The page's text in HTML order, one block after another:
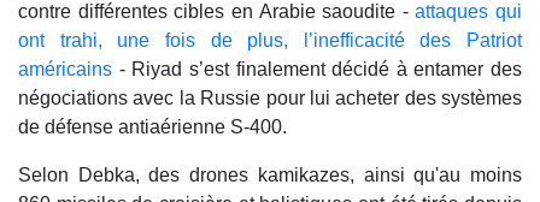
contre différentes cibles en Arabie saoudite -attaques qui
ont trahi, une fois de plus, l’inefficacité des Patriot
américains - Riyad s’est finalement décidé à entamer des
négociations avec la Russie pour lui acheter des systèmes
de défense antiaérienne S-400.
Selon Debka, des drones kamikazes, ainsi qu'au moins